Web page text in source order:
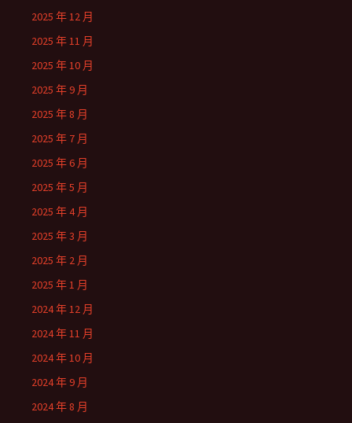
2025 年 12 月
2025 年 11 月
2025 年 10 月
2025 年 9 月
2025 年 8 月
2025 年 7 月
2025 年 6 月
2025 年 5 月
2025 年 4 月
2025 年 3 月
2025 年 2 月
2025 年 1 月
2024 年 12 月
2024 年 11 月
2024 年 10 月
2024 年 9 月
2024 年 8 月